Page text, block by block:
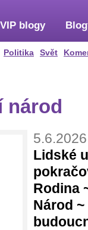
Politika Svět
VIP blogy
národ
Lidské
Rodina
Národ